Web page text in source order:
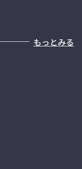
もっとみる